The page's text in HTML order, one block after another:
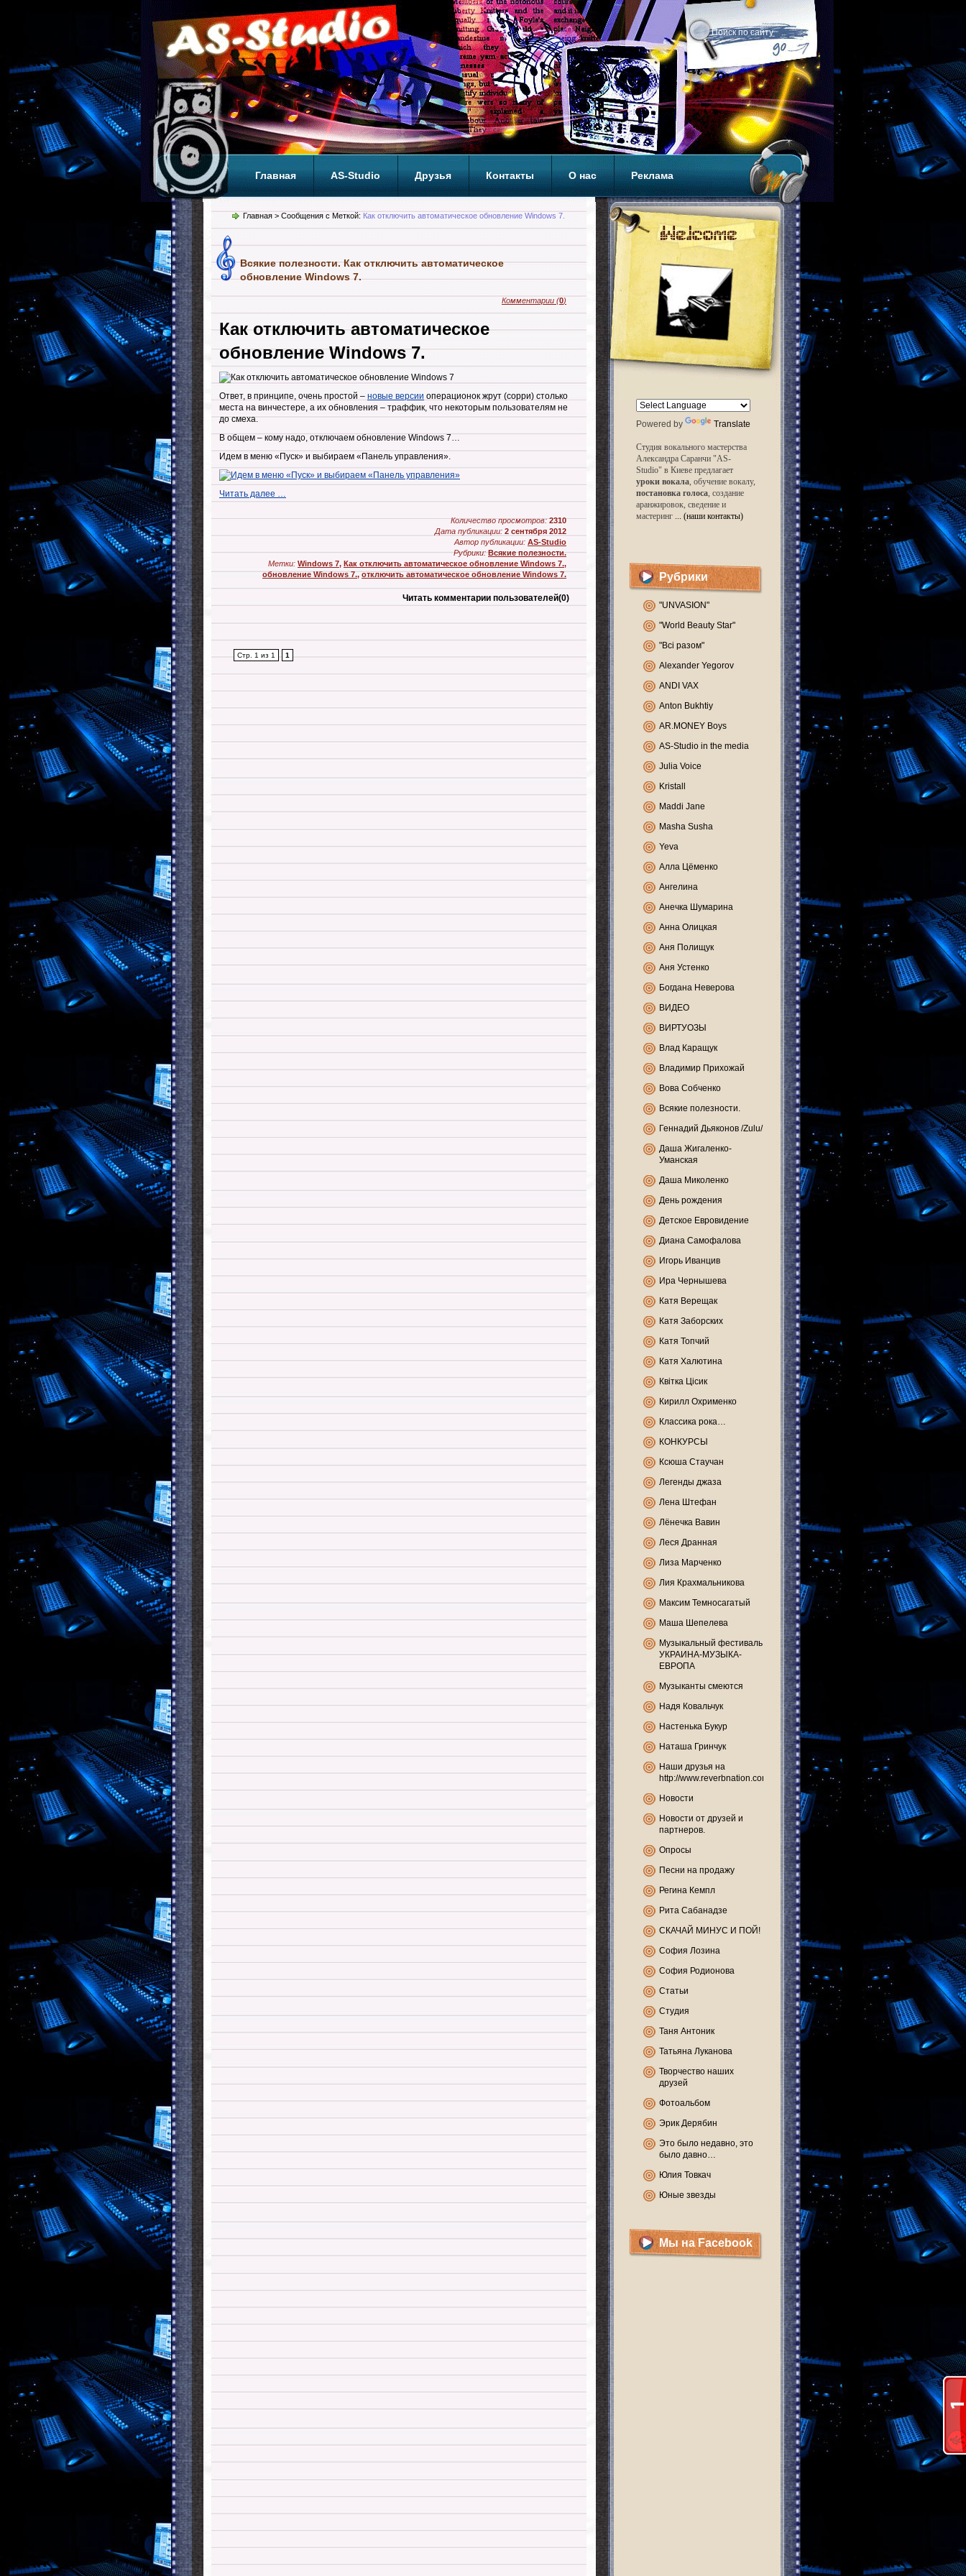
Главная AS-Studio Друзья Контакты О нас Реклама
Теги ТОП
Powered by Translate
Студия вокального мастерства
Александра Саранчи "AS-
Studio" в Киеве предлагает
уроки вокала, обучение вокалу,
постановка голоса, создание
аранжировок, сведение и
мастеринг ... (наши контакты)
Рубрики
"UNVASION"
"World Beauty Star"
"Всі разом"
Alexander Yegorov
ANDI VAX
Anton Bukhtiy
AR.MONEY Boys
AS-Studio in the media
Julia Voice
Kristall
Maddi Jane
Masha Susha
Yeva
Алла Цёменко
Ангелина
Анечка Шумарина
Анна Олицкая
Аня Полищук
Аня Устенко
Богдана Неверова
ВИДЕО
ВИРТУОЗЫ
Влад Каращук
Владимир Прихожай
Вова Собченко
Всякие полезности.
Геннадий Дьяконов /Zulu/
Даша Жигаленко-
Уманская
Даша Миколенко
День рождения
Детское Евровидение
Диана Самофалова
Игорь Иванцив
Ира Чернышева
Катя Верещак
Катя Заборских
Катя Топчий
Катя Халютина
Квітка Цісик
Кирилл Охрименко
Классика рока…
КОНКУРСЫ
Ксюша Стаучан
Легенды джаза
Лена Штефан
Лёнечка Вавин
Леся Дранная
Лиза Марченко
Лия Крахмальникова
Максим Темносагатый
Маша Шепелева
Музыкальный фестиваль
УКРАИНА-МУЗЫКА-
ЕВРОПА
Музыканты смеются
Надя Ковальчук
Настенька Букур
Наташа Гринчук
Наши друзья на
http://www.reverbnation.com
Новости
Новости от друзей и
партнеров.
Опросы
Песни на продажу
Регина Кемпл
Рита Сабанадзе
СКАЧАЙ МИНУС И ПОЙ!
София Лозина
София Родионова
Статьи
Студия
Таня Антоник
Татьяна Луканова
Творчество наших
друзей
Фотоальбом
Эрик Дерябин
Это было недавно, это
было давно…
Юлия Товкач
Юные звезды
Мы на Facebook
Главная > Сообщения с Меткой: Как отключить автоматическое обновление Windows 7.
Всякие полезности. Как отключить автоматическое
обновление Windows 7.
Комментарии (0)
Как отключить автоматическое
обновление Windows 7.
Ответ, в принципе, очень простой – новые версии операционок жрут (сорри) столько
места на винчестере, а их обновления – траффик, что некоторым пользователям не
до смеха.
В общем – кому надо, отключаем обновление Windows 7…
Идем в меню «Пуск» и выбираем «Панель управления».
Читать далее …
Количество просмотров: 2310
Дата публикации: 2 сентября 2012
Автор публикации: AS-Studio
Рубрики: Всякие полезности.
Метки: Windows 7, Как отключить автоматическое обновление Windows 7.,
обновление Windows 7.,отключить автоматическое обновление Windows 7.
Читать комментарии пользователей(0)
Стр. 1 из 1 1